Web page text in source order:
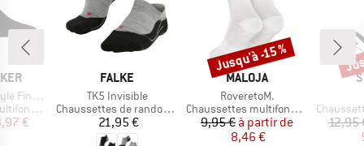
No Show
réduit
€
MARQUE
FALKE
Article
TK5 Invisible
Product group
Chaussettes de randonnée
Prix
21,95 €
MARQUE
MALOJA
Article
RoveretoM.
Product group
Chaussettes multifonctions
Prix
9,95 € Prix réduit
à partir de
8,46 €
Remise
Jusqu'à -15 %
Product
12,95